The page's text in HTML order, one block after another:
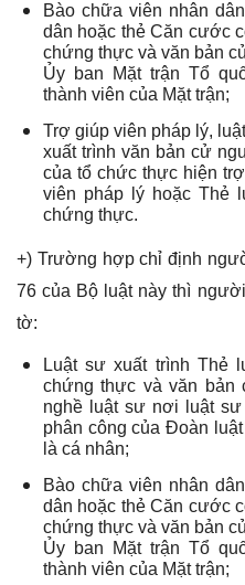
Bào chữa viên nhân
dân hoặc thẻ Căn cước
chứng thực và văn bản
Ủy ban Mặt trận Tổ
thành viên của Mặt trận;
Trợ giúp viên pháp lý,
xuất trình văn bản cử
của tổ chức thực hiện
viên pháp lý hoặc Thẻ
chứng thực.
+) Trường hợp chỉ định
76 của Bộ luật này thì
tờ:
Luật sư xuất trình Thẻ
chứng thực và văn bản
nghề luật sư nơi luật
phân công của Đoàn
là cá nhân;
Bào chữa viên nhân
dân hoặc thẻ Căn cước
chứng thực và văn bản
Ủy ban Mặt trận Tổ
thành viên của Mặt trận;